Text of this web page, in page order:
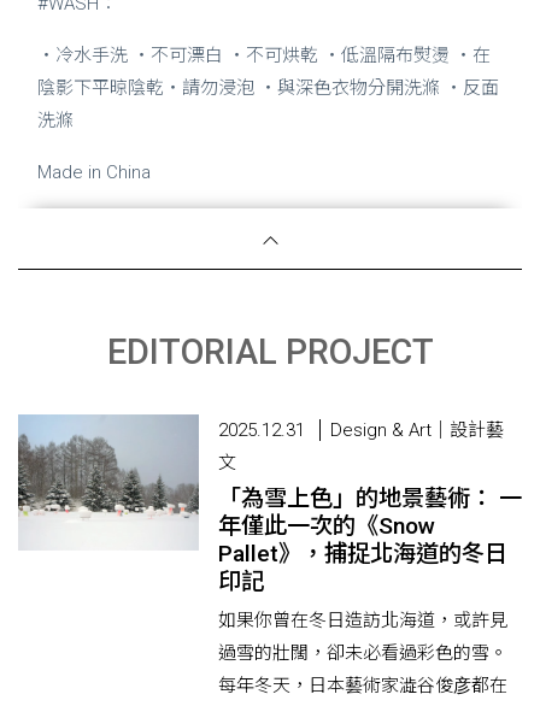
・冷水手洗 ・不可漂白 ・不可烘乾 ・低溫隔布熨燙 ・在
陰影下平晾陰乾・請勿浸泡 ・與深色衣物分開洗滌 ・反面
洗滌
Made in China
EDITORIAL PROJECT
2025.12.31
Design & Art｜設計藝
文
「為雪上色」的地景藝術： 一
年僅此一次的《Snow
Pallet》，捕捉北海道的冬日
印記
如果你曾在冬日造訪北海道，或許見
過雪的壯闊，卻未必看過彩色的雪。
每年冬天，日本藝術家澁谷俊彦都在